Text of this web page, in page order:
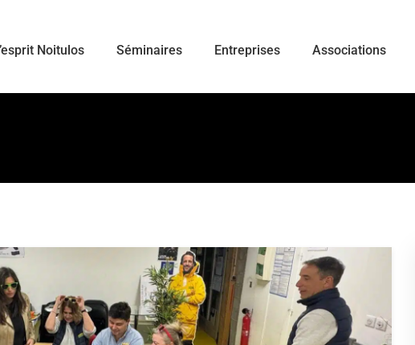
Noitulos Séminaires Entreprises Associations